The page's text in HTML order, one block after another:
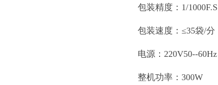
包装精度：1/
包装速度：≤35袋/
电源：220V50--60Hz
整机功率：300W